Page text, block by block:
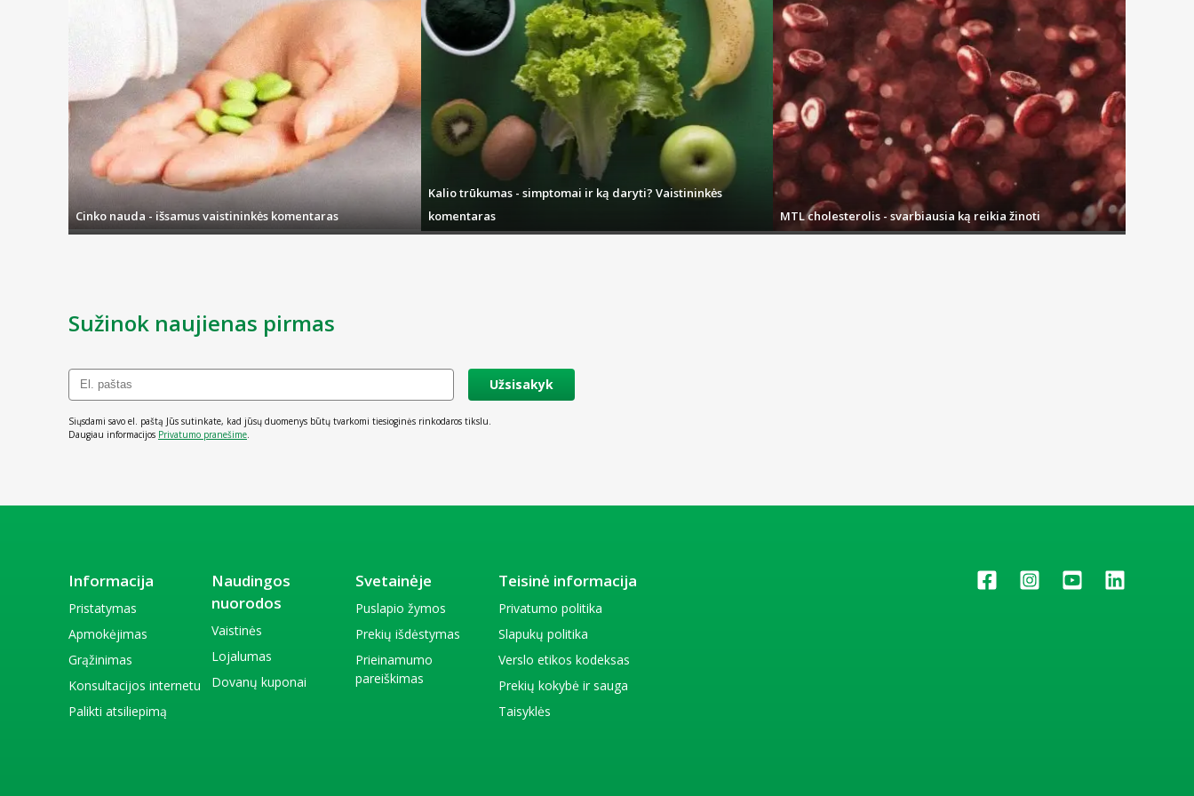
Cinko nauda - išsamus vaistininkės komentaras
Kalio trūkumas - simptomai ir ką daryti? Vaistininkės
komentaras
MTL cholesterolis - svarbiausia ką reikia žinoti
Sužinok naujienas pirmas
Užsisakyk
Siųsdami savo el. paštą Jūs sutinkate, kad jūsų duomenys būtų tvarkomi tiesioginės rinkodaros tikslu.
Daugiau informacijos Privatumo pranešime
Informacija
Pristatymas
Apmokėjimas
Grąžinimas
Konsultacijos internetu
Palikti atsiliepimą
Naudingos
nuorodos
Vaistinės
Lojalumas
Dovanų kuponai
Svetainėje
Puslapio žymos
Prekių išdėstymas
Prieinamumo
pareiškimas
Teisinė informacija
Privatumo politika
Slapukų politika
Verslo etikos kodeksas
Prekių kokybė ir sauga
Taisyklės